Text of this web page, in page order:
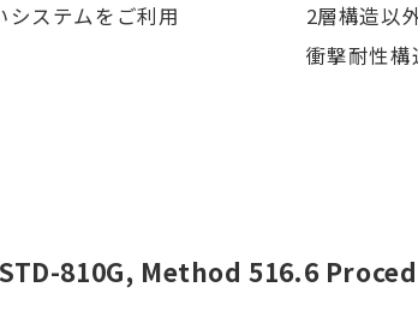
システムをご利用
2層構造以
衝撃耐性構
STD-810G, Method 516.6